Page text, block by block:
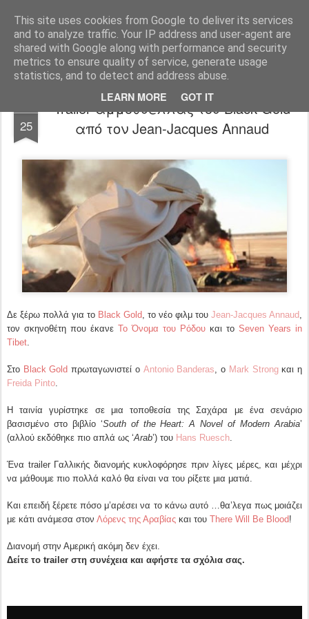
This site uses cookies from Google to deliver its services
and to analyze traffic. Your IP address and user-agent are
shared with Google along with performance and security
metrics to ensure quality of service, generate usage
statistics, and to detect and address abuse.
LEARN MORE GOT IT
FilmBoy
25
Trailer αμμοθύελλας του Black Gold
από τον Jean-Jacques Annaud
Δε ξέρω πολλά για το Black Gold, το νέο φιλμ του Jean-Jacques Annaud,
τον σκηνοθέτη που έκανε Το Όνομα του Ρόδου και το Seven Years in
Tibet.
Στο Black Gold πρωταγωνιστεί ο Antonio Banderas, ο Mark Strongκαι η
Freida Pinto.
Η ταινία γυρίστηκε σε μια τοποθεσία της Σαχάρα με ένα σενάριο
βασισμένο στο βιβλίο ‘South of the Heart: A Novel of Modern Arabia’
(αλλού εκδόθηκε πιο απλά ως ‘Arab’) του Hans Ruesch.
Ένα trailer Γαλλικής διανομής κυκλοφόρησε πριν λίγες μέρες, και μέχρι
να μάθουμε πιο πολλά καλό θα είναι να του ρίξετε μια ματιά.
Και επειδή ξέρετε πόσο μ’αρέσει να το κάνω αυτό …θα’λεγα πως μοιάζει
με κάτι ανάμεσα στον Λόρενς της Αραβίας και του There Will Be Blood!
Διανομή στην Αμερική ακόμη δεν έχει.
Δείτε το trailer στη συνέχεια και αφήστε τα σχόλια σας.